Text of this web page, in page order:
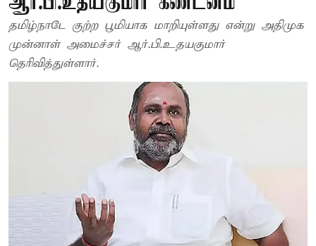
தமிழ்நாடே குற்ற பூமியாக மாறியுள்ளது என்று அதிமுக
முன்னாள் அமைச்சர் ஆர்.பி.உதயகுமார்
தெரிவித்துள்ளார்.